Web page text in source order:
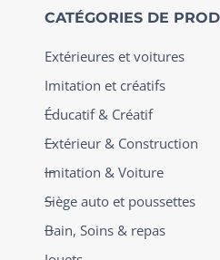
CATÉGORIES DE
Extérieures et voitures
Imitation et créatifs
Éducatif & Créatif
Extérieur & Construction
Imitation & Voiture
Siège auto et poussettes
Bain, Soins & repas